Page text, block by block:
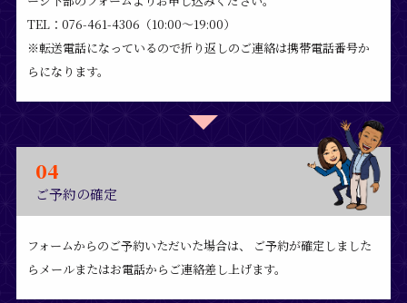
TEL：076-461-4306（10:00～19:00）
※転送電話になっているので折り返しのご連絡は携帯電話番号か
らになります。
04
ご予約の確定
フォームからのご予約いただいた場合は、
ご予約が確定しました
らメールまたはお電話からご連絡差し上げます。